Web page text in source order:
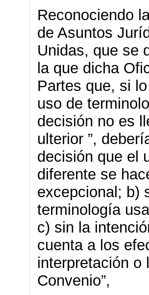
Reconociendo
de Asuntos
Unidas, que se
la que dicha
Partes que, si
uso de
decisión no es
ulterior ”,
decisión que el
diferente se
excepcional; b)
terminología
c) sin la
cuenta a los
interpretación o
Convenio”,